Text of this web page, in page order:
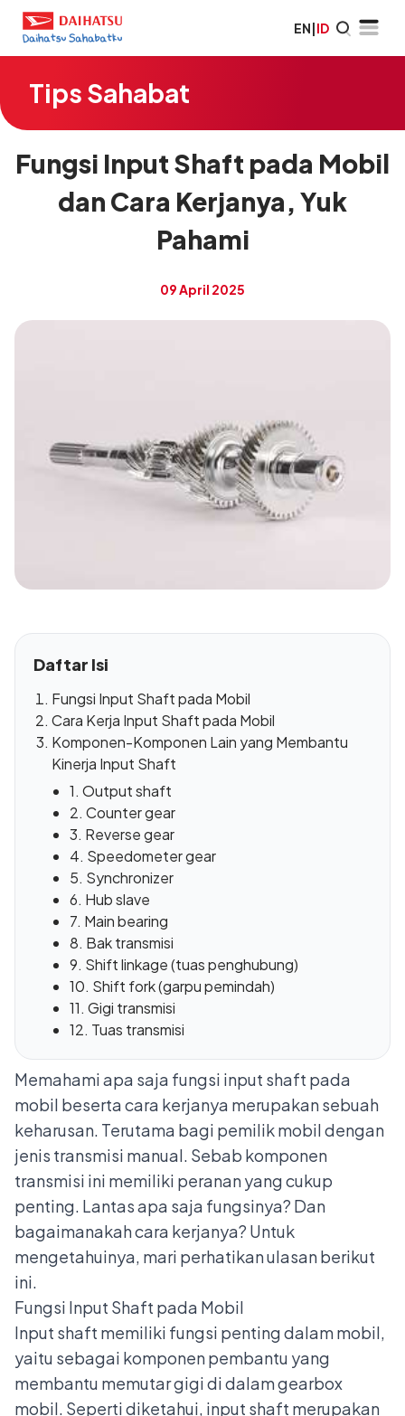
EN|ID
Tips Sahabat
Fungsi Input Shaft pada Mobil
dan Cara Kerjanya, Yuk
Pahami
09 April 2025
Daftar Isi
Fungsi Input Shaft pada Mobil
Cara Kerja Input Shaft pada Mobil
Komponen-Komponen Lain yang Membantu
Kinerja Input Shaft
1. Output shaft
2. Counter gear
3. Reverse gear
4. Speedometer gear
5. Synchronizer
6. Hub slave
7. Main bearing
8. Bak transmisi
9. Shift linkage (tuas penghubung)
10. Shift fork (garpu pemindah)
11. Gigi transmisi
12. Tuas transmisi
Memahami apa saja fungsi input shaft pada
mobil beserta cara kerjanya merupakan sebuah
keharusan. Terutama bagi pemilik mobil dengan
jenis transmisi manual. Sebab komponen
transmisi ini memiliki peranan yang cukup
penting. Lantas apa saja fungsinya? Dan
bagaimanakah cara kerjanya? Untuk
mengetahuinya, mari perhatikan ulasan berikut
ini.
Fungsi Input Shaft pada Mobil
Input shaft memiliki fungsi penting dalam mobil,
yaitu sebagai komponen pembantu yang
membantu memutar gigi di dalamgearbox
mobil. Seperti diketahui, input shaft merupakan